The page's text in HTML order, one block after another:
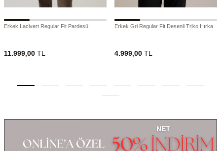
Erkek Lacivert Regular Fit Pardesü
11.999,00 TL
Erkek Gri Regular Fit Desenli Triko Hırka
4.999,00 TL